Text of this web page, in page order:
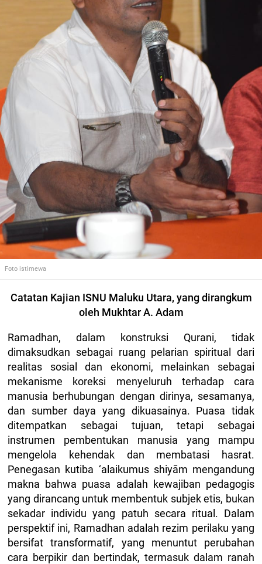
Foto istimewa
Catatan Kajian ISNU Maluku Utara, yang dirangkum
oleh Mukhtar A. Adam
Ramadhan, dalam konstruksi Qurani, tidak
dimaksudkan sebagai ruang pelarian spiritual dari
realitas sosial dan ekonomi, melainkan sebagai
mekanisme koreksi menyeluruh terhadap cara
manusia berhubungan dengan dirinya, sesamanya,
dan sumber daya yang dikuasainya. Puasa tidak
ditempatkan sebagai tujuan, tetapi sebagai
instrumen pembentukan manusia yang mampu
mengelola kehendak dan membatasi hasrat.
Penegasan kutiba ‘alaikumus shiyām mengandung
makna bahwa puasa adalah kewajiban pedagogis
yang dirancang untuk membentuk subjek etis, bukan
sekadar individu yang patuh secara ritual. Dalam
perspektif ini, Ramadhan adalah rezim perilaku yang
bersifat transformatif, yang menuntut perubahan
cara berpikir dan bertindak, termasuk dalam ranah